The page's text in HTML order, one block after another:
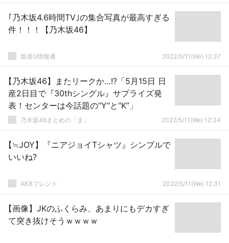
｢乃木坂4.6時間TV｣の集合写真が最高すぎる
件！！！【乃木坂46】
坂道G情報通 2022/5/11(We) 12:37
【乃木坂46】またリークか…!?「5月15日 日
産2日目で『30thシングル』サプライズ発
表！センターは今話題の“Y”と“K”」
乃木坂46まとめの「ま」 2022/5/11(We) 12:34
【≒JOY】『ニアジョイTシャツ』シンプルで
いいね?
AKBフレンド 2022/5/11(We) 12:31
【画像】JKのふくらみ、あまりにもデカすぎ
て突き抜けそうｗｗｗｗ